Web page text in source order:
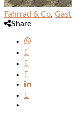
Fahrrad & Co,
Share